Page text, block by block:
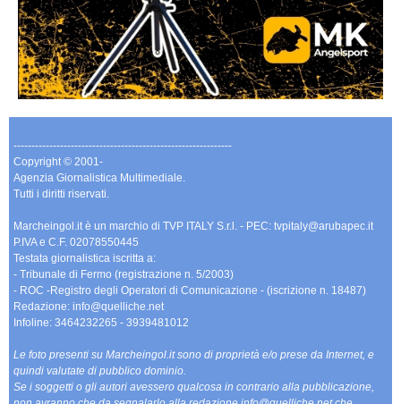
-------------------------------------------------------------
Copyright © 2001-
Agenzia Giornalistica Multimediale.
Tutti i diritti riservati.
Marcheingol.it è un marchio di TVP ITALY S.r.l. - PEC: tvpitaly@arubapec.it
P.IVA e C.F. 02078550445
Testata giornalistica iscritta a:
- Tribunale di Fermo (registrazione n. 5/2003)
- ROC -Registro degli Operatori di Comunicazione - (iscrizione n. 18487)
Redazione: info@quelliche.net
Infoline: 3464232265 - 3939481012
Le foto presenti su Marcheingol.it sono di proprietà e/o prese da Internet, e
quindi valutate di pubblico dominio.
Se i soggetti o gli autori avessero qualcosa in contrario alla pubblicazione,